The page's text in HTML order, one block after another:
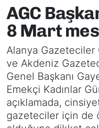
AGC
8 Mart
Alanya Gazeteciler
ve Akdeniz
Genel Başkanı
Emekçi Kadınlar
açıklamada,
gazeteciler için de
Üyelerimiz
Tüzüğümüz
Üye Başvurusu
Üyelerimiz
Başkanlarımız
Tüzüğümüz